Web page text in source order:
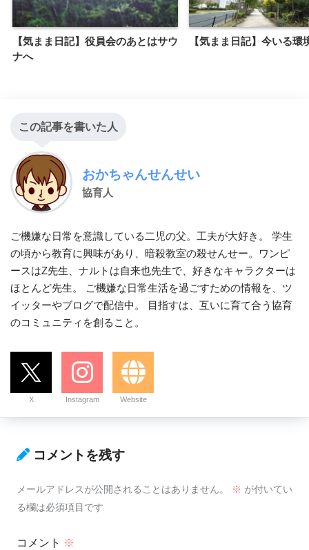
【気まま日記】役員会のあとはサウ
ナへ
【気まま日記】今いる環
この記事を書いた人
おかちゃんせんせい
協育人
ご機嫌な日常を意識している二児の父。工夫が大好き。 学生
の頃から教育に興味があり、暗殺教室の殺せんせー。ワンピ
ースはZ先生、ナルトは自来也先生で、好きなキャラクターは
ほとんど先生。 ご機嫌な日常生活を過ごすための情報を、ツ
イッターやブログで配信中。 目指すは、互いに育て合う協育
のコミュニティを創ること。
X Instagram Website
コメントを残す
メールアドレスが公開されることはありません。 ※ が付いてい
る欄は必須項目です
コメント ※